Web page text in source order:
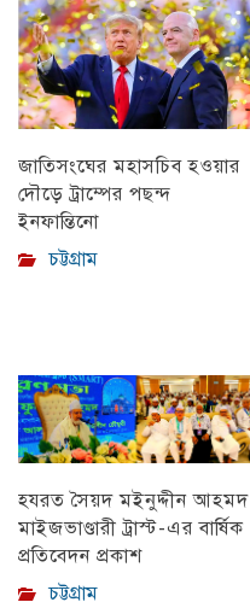
চট্টগ্রাম
জাতিসংঘের মহাসচিব হওয়ার
দৌড়ে ট্রাম্পের পছন্দ
ইনফান্তিনো
চট্টগ্রাম
হযরত সৈয়দ মইনুদ্দীন আহমদ
মাইজভাণ্ডারী ট্রাস্ট-এর বার্ষিক
প্রতিবেদন প্রকাশ
চট্টগ্রাম